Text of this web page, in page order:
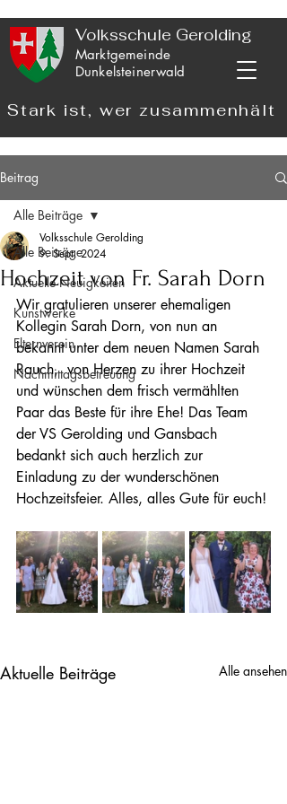
Volksschule Gerolding
Marktgemeinde
Dunkelsteinerwald
Stark ist, wer zusammenhält
Beitrag
Alle Beiträge
Aktuelle Neuigkeiten
Kunstwerke
Elternverein
Nachmittagsbetreuung
Alle Beiträge
Hochzeit von Fr. Sarah Dorn
Volksschule Gerolding
9. Sept. 2024
Wir gratulieren unserer ehemaligen
Kollegin Sarah Dorn, von nun an
bekannt unter dem neuen Namen Sarah
Rauch,  von Herzen zu ihrer Hochzeit
und wünschen dem frisch vermählten
Paar das Beste für ihre Ehe! Das Team
der VS Gerolding und Gansbach
bedankt sich auch herzlich zur
Einladung zu der wunderschönen
Hochzeitsfeier. Alles, alles Gute für euch!
Aktuelle Beiträge Alle ansehen